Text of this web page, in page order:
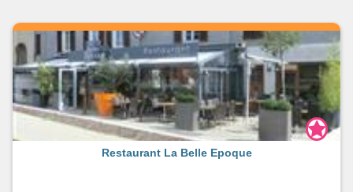
Restaurant La Belle Epoque